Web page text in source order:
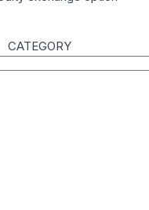
CATEGORY